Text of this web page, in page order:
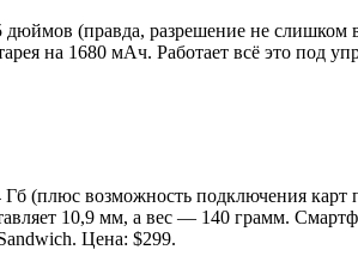
(правда, разрешение не слишком
на 1680 мАч. Работает всё это под
(плюс возможность подключения
10,9 мм, а вес — 140 грамм.
Цена: $299.